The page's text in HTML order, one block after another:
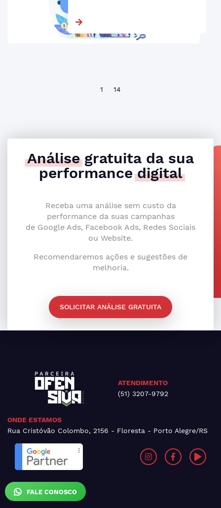
FALE CONOSCO
1 14
Análisegratuita da sua
performancedigital
Receba uma análise sem custo da
performance da suas campanhas
de Google Ads, Facebook Ads, Redes Sociais
ou Website.
Recomendaremos ações e sugestões de
melhoria.
SOLICITAR ANÁLISE GRATUITA
ATENDIMENTO
(51) 3207-9792
ONDE ESTAMOS
Rua Cristóvão Colombo, 2156 - Floresta - Porto Alegre/RS